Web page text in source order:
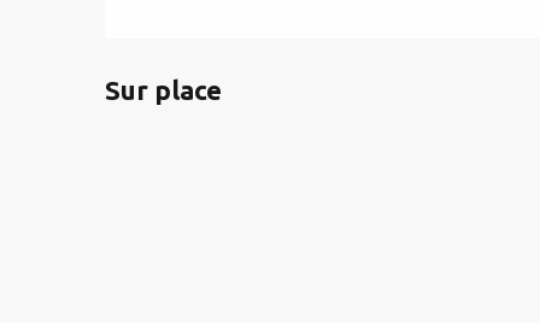
Sur place